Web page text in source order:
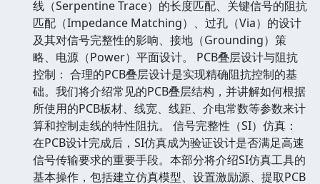
线（Serpentine Trace）的长度匹配、关键信号的阻抗
匹配（Impedance Matching）、过孔（Via）的设计
及其对信号完整性的影响、接地（Grounding）策
略、电源（Power）平面设计。 PCB叠层设计与阻抗
控制： 合理的PCB叠层设计是实现精确阻抗控制的基
础。我们将介绍常见的PCB叠层结构，并讲解如何根据
所使用的PCB板材、线宽、线距、介电常数等参数来计
算和控制走线的特性阻抗。 信号完整性（SI）仿真：
在PCB设计完成后，SI仿真成为验证设计是否满足高速
信号传输要求的重要手段。本部分将介绍SI仿真工具的
基本操作，包括建立仿真模型、设置激励源、提取PCB